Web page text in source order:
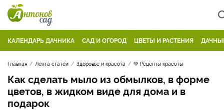
КАЛЕНДАРЬ ДАЧНИКА САД И ОГОРОД ЦВЕТЫ И РАСТЕНИЯ
Главная Лента статей Здоровье и красота 💚 Рецепты красоты
Как сделать мыло из обмылков, в форме
цветов, в жидком виде для дома и в
подарок